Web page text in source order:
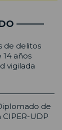
de delitos
años
vigilada
de
UDP